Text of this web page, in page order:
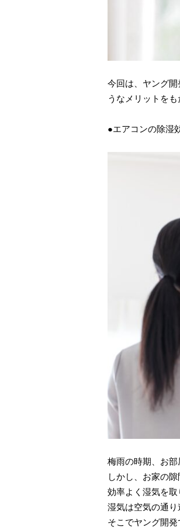
今回は、ヤング
うなメリットをも
●エアコンの除湿
梅雨の時期、お部
しかし、お家の
効率よく湿気を取
湿気は空気の通り
そこでヤング開